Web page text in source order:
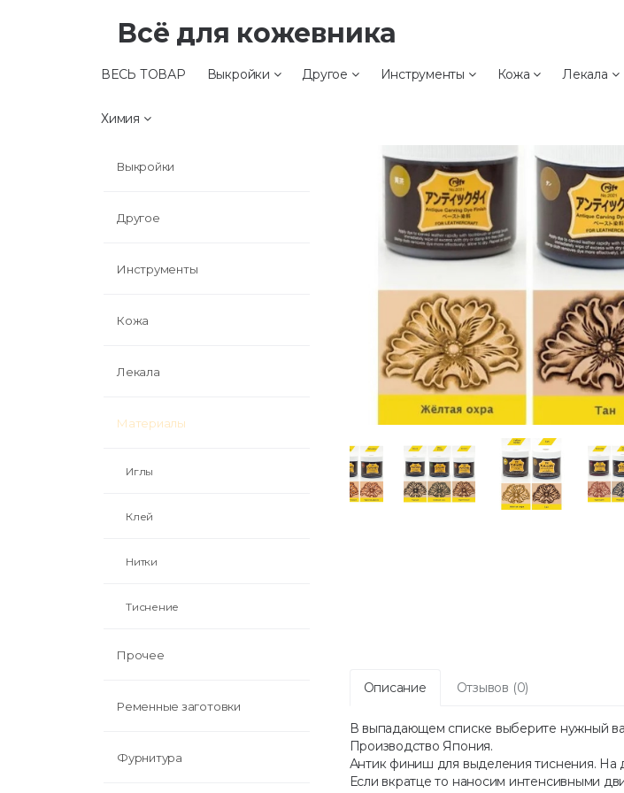
Всё для кожевника
ВЕСЬ ТОВАР Выкройки Другое Инструменты Кожа Лекала
Химия
ВЕСЬ ТОВАР
Выкройки
Другое
Инструменты
Кожа
Лекала
Материалы
Иглы
Клей
Нитки
Тиснение
Прочее
Ременные заготовки
Фурнитура
Описание Отзывов (0)
В выпадающем списке выберите нужный
Производство Япония.
Антик финиш для выделения тиснения. На
Если вкратце то наносим интенсивными